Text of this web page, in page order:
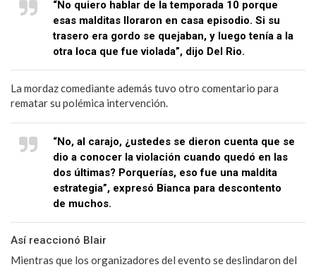
“No quiero hablar de la temporada 10 porque
esas malditas lloraron en casa episodio. Si su
trasero era gordo se quejaban, y luego tenía a la
otra loca que fue violada”, dijo Del Rio.
La mordaz comediante además tuvo otro comentario para
rematar su polémica intervención.
“No, al carajo, ¿ustedes se dieron cuenta que se
dio a conocer la violación cuando quedó en las
dos últimas? Porquerías, eso fue una maldita
estrategia”, expresó Bianca para descontento
de muchos.
Así reaccionó Blair
Mientras que los organizadores del evento se deslindaron del